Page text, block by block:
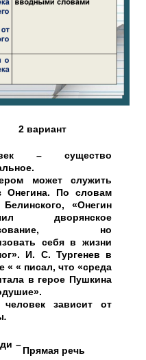
2 вариант
– существо
может служить
Онегина. По словам
«Онегин
дворянское
но
себя в жизни
И. С. Тургенев в
« « писал, что «среда
в герое Пушкина
человек зависит от
.
–
Прямая речь